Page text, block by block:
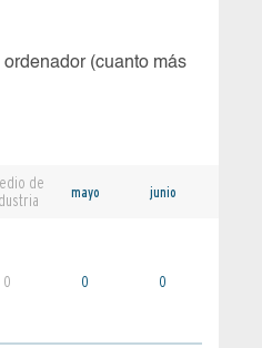
(cuanto más
de
mayo junio
0 0 0